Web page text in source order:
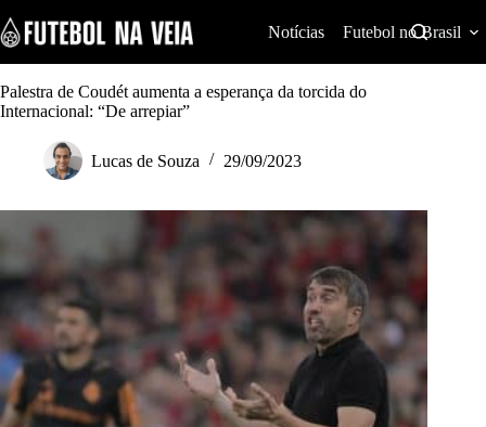
k
i
p
t
o
Notícias Futebol no Brasil
Palestra de Coudét aumenta a esperança da torcida do
Internacional: “De arrepiar”
Lucas de Souza 29/09/2023